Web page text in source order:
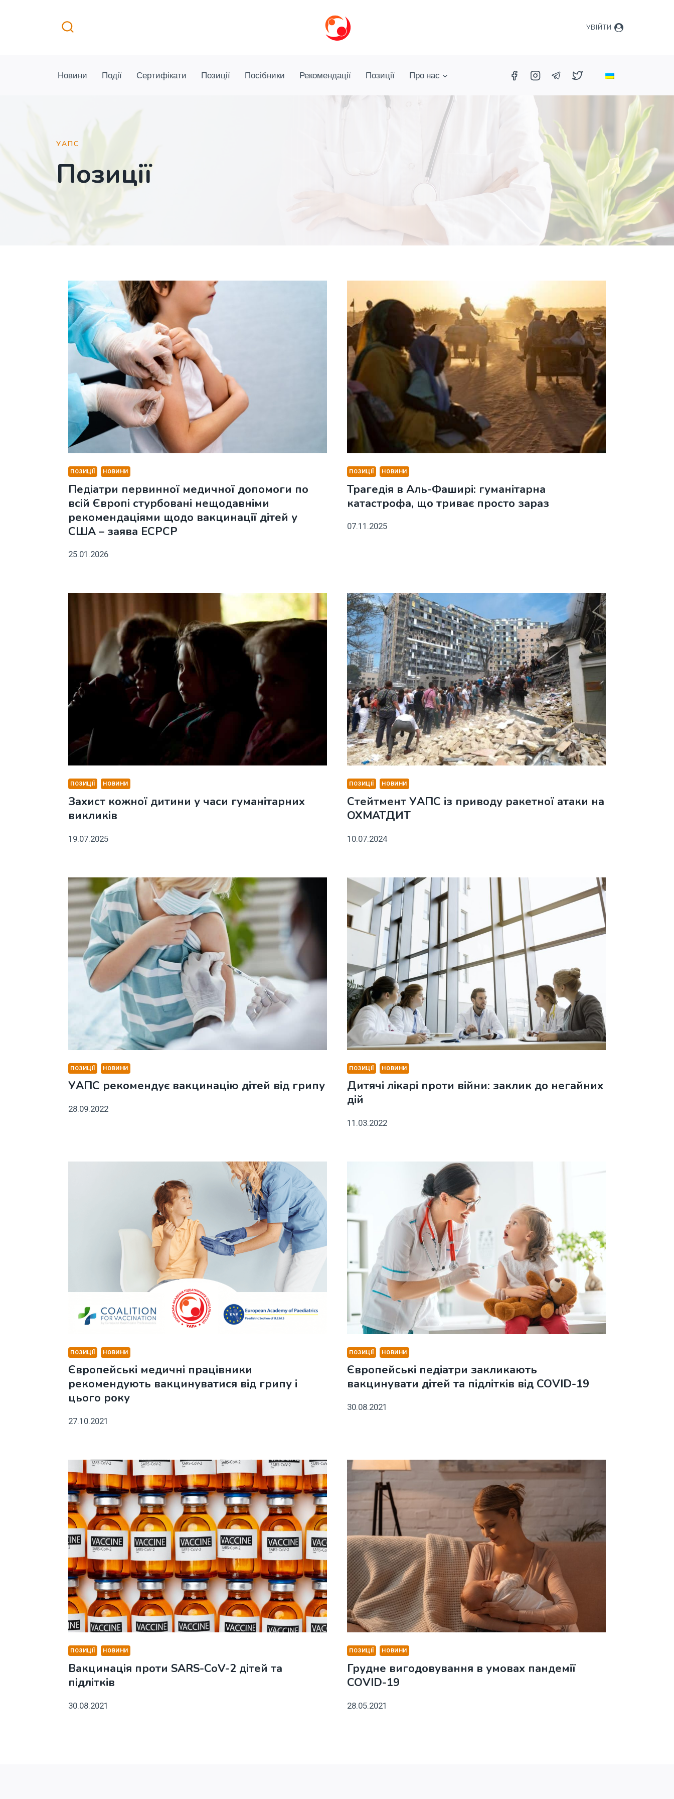
УВІЙТИ
Новини Події Сертифікати Позиції Посібники Рекомендації Позиції Про нас
УАПС
Позиції
ПОЗИЦІЇ НОВИНИ
Педіатри первинної медичної допомоги по
всій Європі стурбовані нещодавніми
рекомендаціями щодо вакцинації дітей у
США – заява ECPCP
25.01.2026
ПОЗИЦІЇ НОВИНИ
Трагедія в Аль-Фаширі: гуманітарна
катастрофа, що триває просто зараз
07.11.2025
ПОЗИЦІЇ НОВИНИ
Захист кожної дитини у часи гуманітарних
викликів
19.07.2025
ПОЗИЦІЇ НОВИНИ
Стейтмент УАПС із приводу ракетної атаки на
ОХМАТДИТ
10.07.2024
ПОЗИЦІЇ НОВИНИ
УАПС рекомендує вакцинацію дітей від грипу
28.09.2022
ПОЗИЦІЇ НОВИНИ
Дитячі лікарі проти війни: заклик до негайних
дій
11.03.2022
ПОЗИЦІЇ НОВИНИ
Європейські медичні працівники
рекомендують вакцинуватися від грипу і
цього року
27.10.2021
ПОЗИЦІЇ НОВИНИ
Європейські педіатри закликають
вакцинувати дітей та підлітків від COVID-19
30.08.2021
ПОЗИЦІЇ НОВИНИ
Вакцинація проти SARS-CoV-2 дітей та
підлітків
30.08.2021
ПОЗИЦІЇ НОВИНИ
Грудне вигодовування в умовах пандемії
COVID-19
28.05.2021